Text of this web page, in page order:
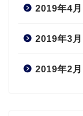
2019年4月
2019年3月
2019年2月